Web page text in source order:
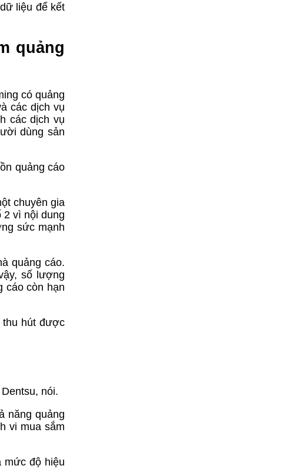
liệu để kết
quảng
có quảng
các dịch vụ
các dịch vụ
dùng sản
quảng cáo
chuyên gia
2 vì nội dung
sức mạnh
quảng cáo.
số lượng
cáo còn hạn
thu hút được
nói.
năng quảng
vi mua sắm
mức độ hiệu